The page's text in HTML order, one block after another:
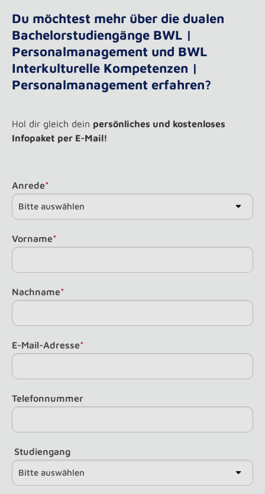
Du möchtest mehr über die dualen
Bachelorstudiengänge BWL |
Personalmanagement und BWL
Interkulturelle Kompetenzen |
Personalmanagement erfahren?
Hol dir gleich dein persönliches und kostenloses
Infopaket per E-Mail!
Anrede*
Vorname*
Nachname*
E-Mail-Adresse*
Telefonnummer
Studiengang